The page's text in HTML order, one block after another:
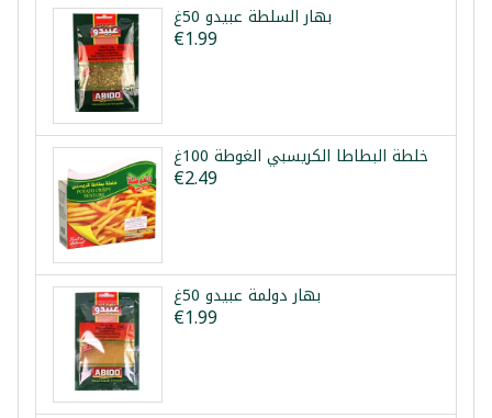
بهار السلطة عبيدو 50غ
€1.99
خلطة البطاطا الكريسبي الغوطة 100غ
€2.49
بهار دولمة عبيدو 50غ
€1.99